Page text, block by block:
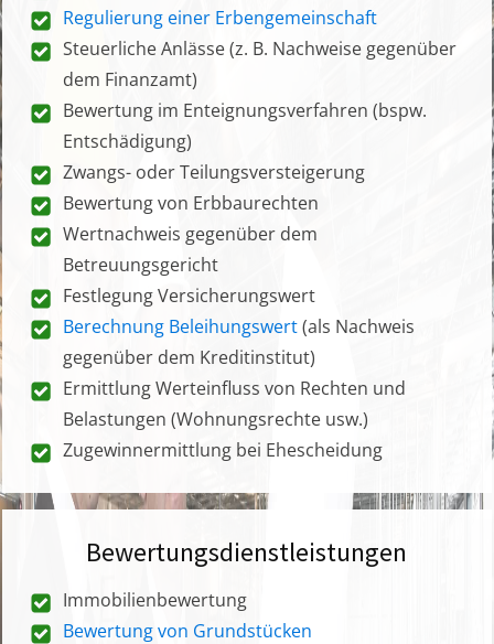
Regulierung einer Erbengemeinschaft
Steuerliche Anlässe (z. B. Nachweise gegenüber
dem Finanzamt)
Bewertung im Enteignungsverfahren (bspw.
Entschädigung)
Zwangs- oder Teilungsversteigerung
Bewertung von Erbbaurechten
Wertnachweis gegenüber dem
Betreuungsgericht
Festlegung Versicherungswert
Berechnung Beleihungswert(als Nachweis
gegenüber dem Kreditinstitut)
Ermittlung Werteinfluss von Rechten und
Belastungen (Wohnungsrechte usw.)
Zugewinnermittlung bei Ehescheidung
Bewertungsdienstleistungen
Immobilienbewertung
Bewertung von Grundstücken